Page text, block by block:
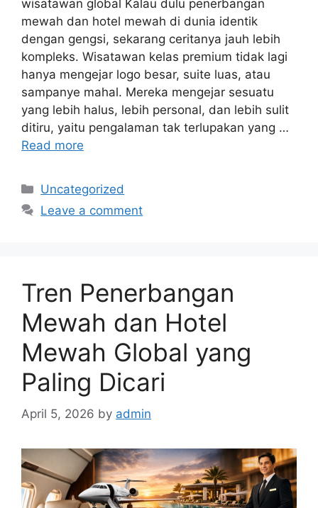
wisatawan global Kalau dulu penerbangan
mewah dan hotel mewah di dunia identik
dengan gengsi, sekarang ceritanya jauh lebih
kompleks. Wisatawan kelas premium tidak lagi
hanya mengejar logo besar, suite luas, atau
sampanye mahal. Mereka mengejar sesuatu
yang lebih halus, lebih personal, dan lebih sulit
ditiru, yaitu pengalaman tak terlupakan yang …
Read more
Categories
Uncategorized
Leave a comment
Tren Penerbangan
Mewah dan Hotel
Mewah Global yang
Paling Dicari
April 5, 2026 by admin